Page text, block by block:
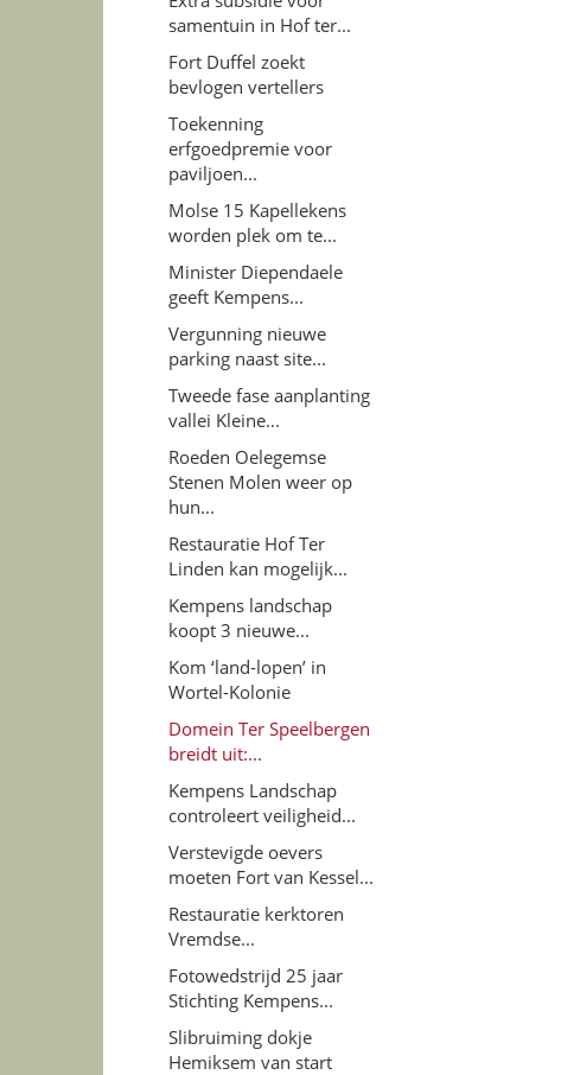
samentuin in Hof ter...
Fort Duffel zoekt
bevlogen vertellers
Toekenning
erfgoedpremie voor
paviljoen...
Molse 15 Kapellekens
worden plek om te...
Minister Diependaele
geeft Kempens...
Vergunning nieuwe
parking naast site...
Tweede fase aanplanting
vallei Kleine...
Roeden Oelegemse
Stenen Molen weer op
hun...
Restauratie Hof Ter
Linden kan mogelijk...
Kempens landschap
koopt 3 nieuwe...
Kom ‘land-lopen’ in
Wortel-Kolonie
Domein Ter Speelbergen
breidt uit:...
Kempens Landschap
controleert veiligheid...
Verstevigde oevers
moeten Fort van Kessel...
Restauratie kerktoren
Vremdse...
Fotowedstrijd 25 jaar
Stichting Kempens...
Slibruiming dokje
Hemiksem van start